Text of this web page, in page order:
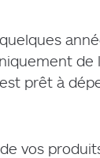
prêt à
vos